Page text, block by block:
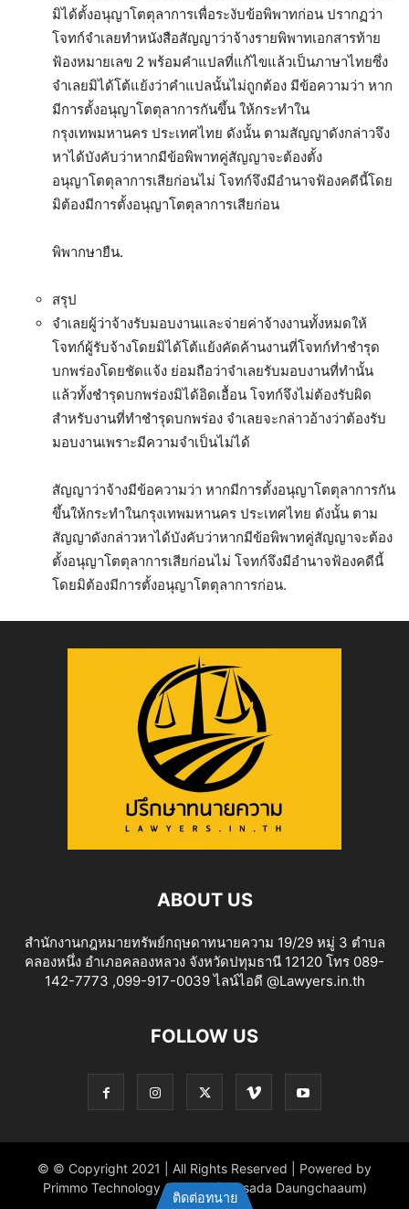
มิได้ตั้งอนุญาโตตุลาการเพื่อระงับข้อพิพาทก่อน ปรากฏว่า
โจทก์จำเลยทำหนังสือสัญญาว่าจ้างรายพิพาทเอกสารท้าย
ฟ้องหมายเลข 2 พร้อมคำแปลที่แก้ไขแล้วเป็นภาษาไทยซึ่ง
จำเลยมิได้โต้แย้งว่าคำแปลนั้นไม่ถูกต้อง มีข้อความว่า หาก
มีการตั้งอนุญาโตตุลาการกันขึ้น ให้กระทำใน
กรุงเทพมหานคร ประเทศไทย ดังนั้น ตามสัญญาดังกล่าวจึง
หาได้บังคับว่าหากมีข้อพิพาทคู่สัญญาจะต้องตั้ง
อนุญาโตตุลาการเสียก่อนไม่ โจทก์จึงมีอำนาจฟ้องคดีนี้โดย
มิต้องมีการตั้งอนุญาโตตุลาการเสียก่อน
พิพากษายืน.
สรุป
จำเลยผู้ว่าจ้างรับมอบงานและจ่ายค่าจ้างงานทั้งหมดให้
โจทก์ผู้รับจ้างโดยมิได้โต้แย้งคัดค้านงานที่โจทก์ทำชำรุด
บกพร่องโดยชัดแจ้ง ย่อมถือว่าจำเลยรับมอบงานที่ทำนั้น
แล้วทั้งชำรุดบกพร่องมิได้อิดเอื้อน โจทก์จึงไม่ต้องรับผิด
สำหรับงานที่ทำชำรุดบกพร่อง จำเลยจะกล่าวอ้างว่าต้องรับ
มอบงานเพราะมีความจำเป็นไม่ได้
สัญญาว่าจ้างมีข้อความว่า หากมีการตั้งอนุญาโตตุลาการกัน
ขึ้นให้กระทำในกรุงเทพมหานคร ประเทศไทย ดังนั้น ตาม
สัญญาดังกล่าวหาได้บังคับว่าหากมีข้อพิพาทคู่สัญญาจะต้อง
ตั้งอนุญาโตตุลาการเสียก่อนไม่ โจทก์จึงมีอำนาจฟ้องคดีนี้
โดยมิต้องมีการตั้งอนุญาโตตุลาการก่อน.
ABOUT US
สำนักงานกฎหมายทรัพย์กฤษดาทนายความ 19/29 หมู่ 3 ตำบล
คลองหนึ่ง อำเภอคลองหลวง จังหวัดปทุมธานี 12120 โทร 089-
142-7773 ,099-917-0039 ไลน์ไอดี @Lawyers.in.th
FOLLOW US
© © Copyright 2021 | All Rights Reserved | Powered by
Primmo Technology Co.,Ltd. (Khitsada Daungchaaum)
ติดต่อทนาย